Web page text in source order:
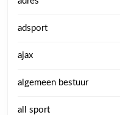
adsport
ajax
algemeen bestuur
all sport